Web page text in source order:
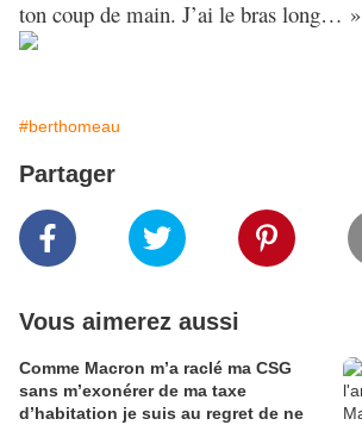
ton coup de main. J’ai le bras long… »
#berthomeau
Partager
Vous aimerez aussi
Comme Macron m’a raclé ma CSG
sans m’exonérer de ma taxe
d’habitation je suis au regret de ne